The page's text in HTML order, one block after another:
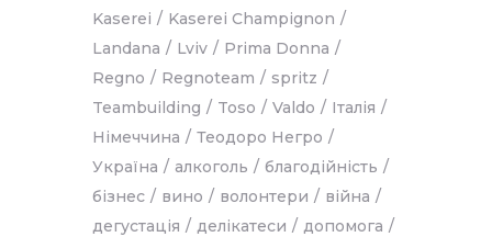
Kaserei
Kaserei Champignon
Landana
Lviv
Prima Donna
Regno
Regnoteam
spritz
Teambuilding
Toso Valdo
Італія
Німеччина
Теодоро Негро
Україна
алкоголь
благодійність
бізнес
вино волонтери
війна
дегустація
делікатеси
допомога